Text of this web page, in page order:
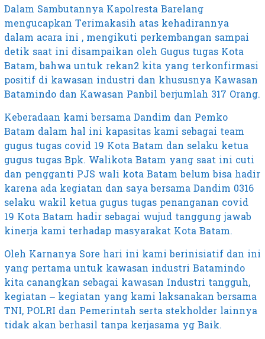
Dalam Sambutannya Kapolresta Barelang
mengucapkan Terimakasih atas kehadirannya
dalam acara ini , mengikuti perkembangan sampai
detik saat ini disampaikan oleh Gugus tugas Kota
Batam, bahwa untuk rekan2 kita yang terkonfirmasi
positif di kawasan industri dan khususnya Kawasan
Batamindo dan Kawasan Panbil berjumlah 317 Orang.
Keberadaan kami bersama Dandim dan Pemko
Batam dalam hal ini kapasitas kami sebagai team
gugus tugas covid 19 Kota Batam dan selaku ketua
gugus tugas Bpk. Walikota Batam yang saat ini cuti
dan pengganti PJS wali kota Batam belum bisa hadir
karena ada kegiatan dan saya bersama Dandim 0316
selaku wakil ketua gugus tugas penanganan covid
19 Kota Batam hadir sebagai wujud tanggung jawab
kinerja kami terhadap masyarakat Kota Batam.
Oleh Karnanya Sore hari ini kami berinisiatif dan ini
yang pertama untuk kawasan industri Batamindo
kita canangkan sebagai kawasan Industri tangguh,
kegiatan – kegiatan yang kami laksanakan bersama
TNI, POLRI dan Pemerintah serta stekholder lainnya
tidak akan berhasil tanpa kerjasama yg Baik.